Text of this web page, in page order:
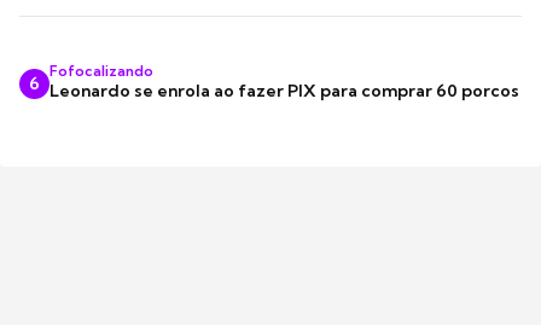
6
Fofocalizando
Leonardo se enrola ao fazer PIX para comprar 60 porcos